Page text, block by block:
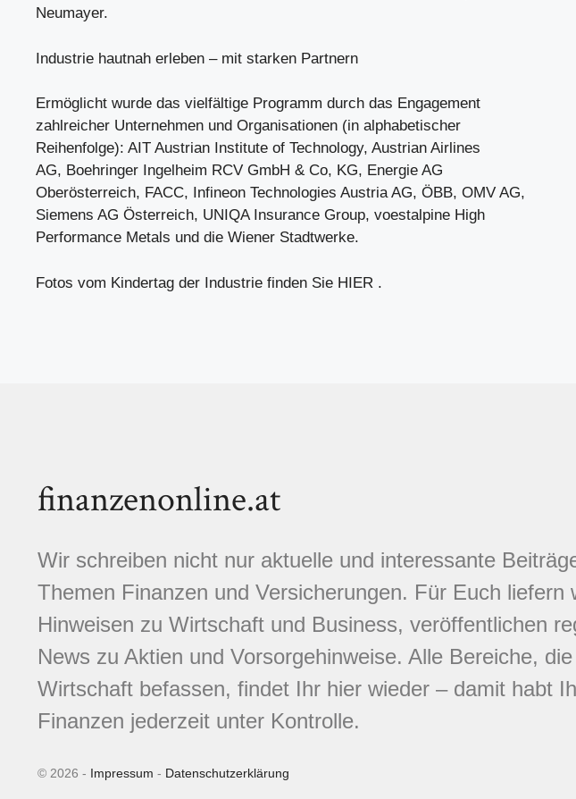
Neumayer.
Industrie hautnah erleben – mit starken Partnern
Ermöglicht wurde das vielfältige Programm durch das Engagement
zahlreicher Unternehmen und Organisationen (in alphabetischer
Reihenfolge): AIT Austrian Institute of Technology, Austrian Airlines
AG, Boehringer Ingelheim RCV GmbH & Co, KG, Energie AG
Oberösterreich, FACC, Infineon Technologies Austria AG, ÖBB, OMV AG,
Siemens AG Österreich, UNIQA Insurance Group, voestalpine High
Performance Metals und die Wiener Stadtwerke.
Fotos vom Kindertag der Industrie finden Sie HIER .
finanzenonline.at
Wir schreiben nicht nur aktuelle und interessante
Themen Finanzen und Versicherungen. Für Euch liefern
Hinweisen zu Wirtschaft und Business, veröffentlichen
News zu Aktien und Vorsorgehinweise. Alle Bereiche,
Wirtschaft befassen, findet Ihr hier wieder – damit habt
Finanzen jederzeit unter Kontrolle.
© 2026 - Impressum - Datenschutzerklärung